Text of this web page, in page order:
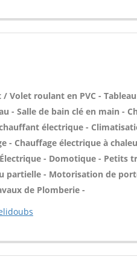
Volet roulant en PVC -
- Salle de bain clé en main -
électrique -
- Chauffage électrique à
- Domotique - Petits
partielle - Motorisation de
de Plomberie -